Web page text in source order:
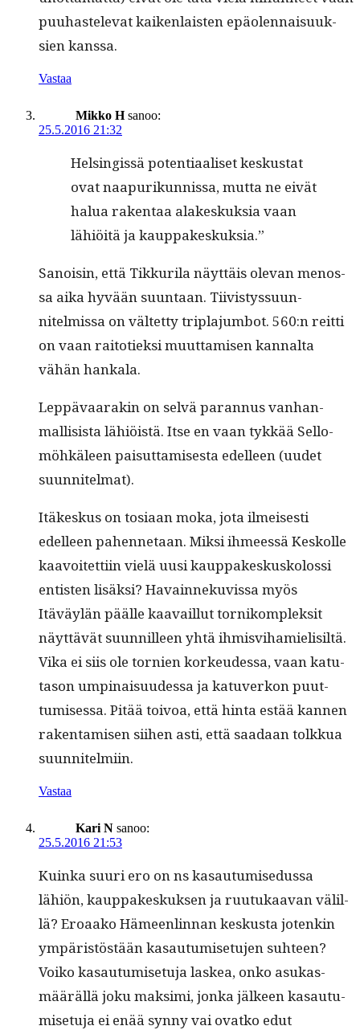
puuhastel­e­vat kaiken­lais­ten epäolen­naisuuk­
sien kanssa.
Vastaa
Mikko H sanoo:
25.5.2016 21:32
Helsingis­sä poten­ti­aaliset kesku­s­tat
ovat naa­purikun­nis­sa, mut­ta ne eivät
halua rak­en­taa alakeskuk­sia vaan
lähiöitä ja kauppakeskuksia.”
Sanois­in, että Tikkuri­la näyt­täis ole­van menos­
sa aika hyvään suun­taan. Tiivistys­su­un­
nitelmis­sa on väl­tet­ty tripla­jum­bot. 560:n reit­ti
on vaan raitotiek­si muut­tamisen kannal­ta
vähän hankala.
Lep­pä­vaarakin on selvä paran­nus van­han­
malli­sista lähiöistä. Itse en vaan tykkää Sel­lo-
möhkäleen paisut­tamis­es­ta edelleen (uudet
suunnitelmat).
Itäkeskus on tosi­aan moka, jota ilmeis­es­ti
edelleen pahen­netaan. Mik­si ihmeessä Keskolle
kaavoitet­ti­in vielä uusi kaup­pakeskuskolos­si
entis­ten lisäk­si? Havain­neku­vis­sa myös
Itäväylän päälle kaavail­lut tornikom­plek­sit
näyt­tävät suun­nilleen yhtä ihmisvi­hamielisiltä.
Vika ei siis ole tornien korkeudessa, vaan katu­
ta­son ump­inaisu­udessa ja katu­verkon puut­
tumises­sa. Pitää toivoa, että hin­ta estää kan­nen
rak­en­tamisen siihen asti, että saadaan tolkkua
suunnitelmiin.
Vastaa
Kari N sanoo:
25.5.2016 21:53
Kuin­ka suuri ero on ns kasautu­mise­dus­sa
lähiön, kaup­pakeskuk­sen ja ruu­tukaa­van välil­
lä? Eroaako Hämeen­lin­nan keskus­ta jotenkin
ympäristöstään kasautu­mise­tu­jen suh­teen?
Voiko kasautu­mise­tu­ja laskea, onko asukas­
määräl­lä joku mak­si­mi, jon­ka jäl­keen kasautu­
mise­tu­ja ei enää syn­ny vai ovatko edut